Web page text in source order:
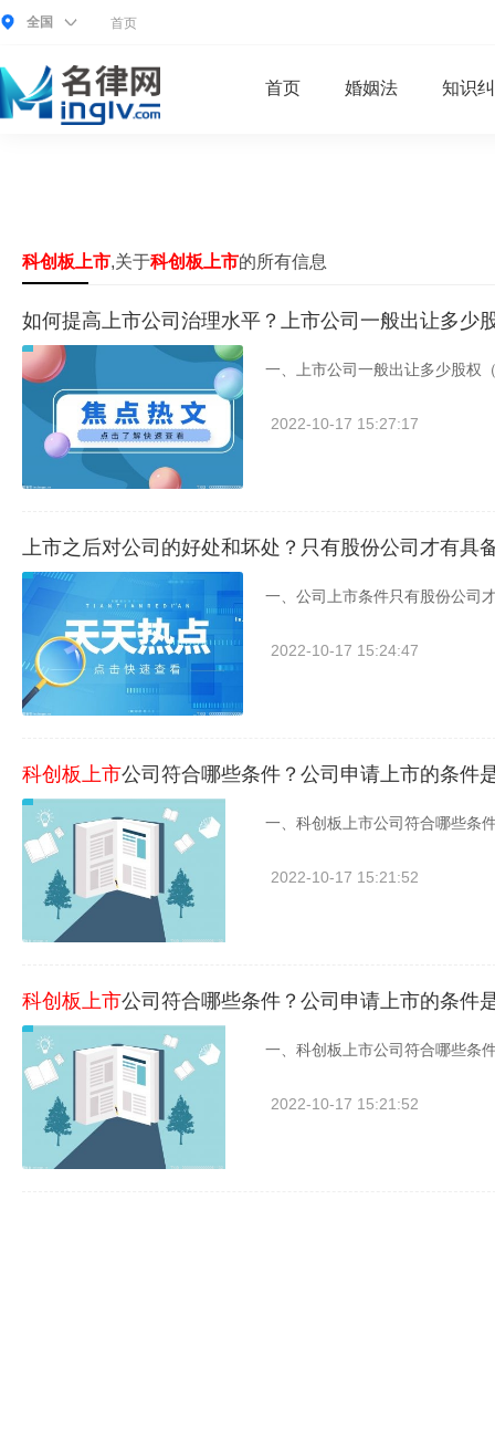
全国 首页
首页 婚姻法 知识
科创板上市,关于科创板上市的所有信息
如何提高上市公司治理水平？上市公司一般出让多少
一、上市公司一般出让多少股权
2022-10-17 15:27:17
上市之后对公司的好处和坏处？只有股份公司才有具
一、公司上市条件只有股份公司
2022-10-17 15:24:47
科创板上市公司符合哪些条件？公司申请上市的条件
一、科创板上市公司符合哪些条
2022-10-17 15:21:52
科创板上市公司符合哪些条件？公司申请上市的条件
一、科创板上市公司符合哪些条
2022-10-17 15:21:52